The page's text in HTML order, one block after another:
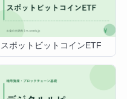
スポットビットコインETF